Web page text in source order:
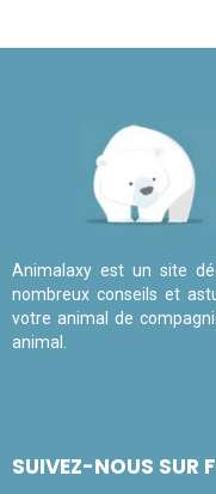
Animalaxy est un site
nombreux conseils et
votre animal de
animal.
SUIVEZ-NOUS SUR